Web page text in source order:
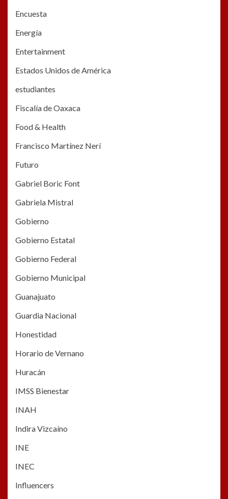
Encuesta
Energía
Entertainment
Estados Unidos de América
estudiantes
Fiscalía de Oaxaca
Food & Health
Francisco Martínez Nerí
Futuro
Gabriel Boric Font
Gabriela Mistral
Gobierno
Gobierno Estatal
Gobierno Federal
Gobierno Municipal
Guanajuato
Guardia Nacional
Honestidad
Horario de Vernano
Huracán
IMSS Bienestar
INAH
Indira Vizcaíno
INE
INEC
Influencers